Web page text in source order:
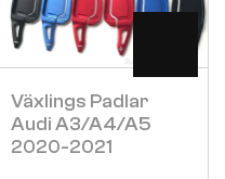
Växlings Padlar
Audi A3/a4/a5
2020-2021
Visa